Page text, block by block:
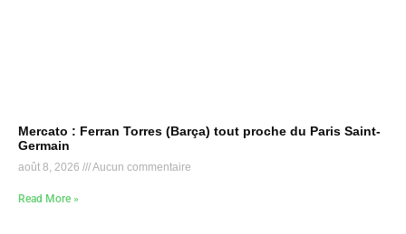
Mercato : Ferran Torres (Barça) tout proche du Paris Saint-
Germain
août 8, 2026 Aucun commentaire
Read More »